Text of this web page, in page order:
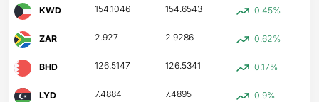
KWD 154.1046 154.6543 0.45%
ZAR 2.927 2.9286 0.62%
BHD 126.5147 126.5341 0.17%
LYD 7.4884 7.4895 0.9%